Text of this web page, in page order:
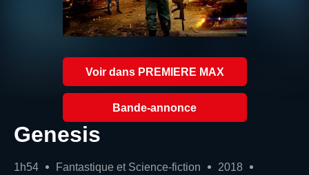
Voir dans PREMIERE MAX
Bande-annonce
Genesis
1h54 Fantastique et Science-fiction
2018